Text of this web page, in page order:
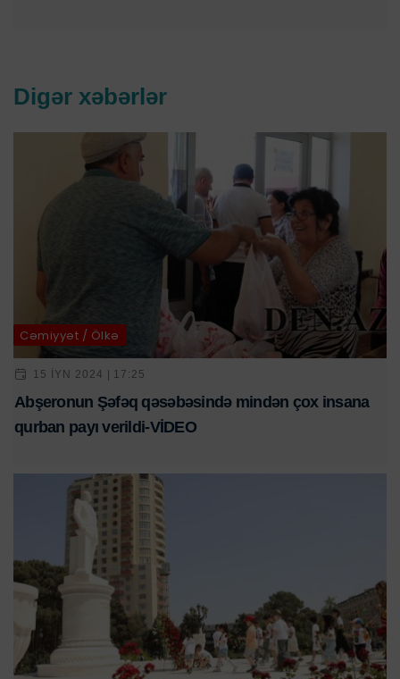
Digər xəbərlər
Cəmiyyət / Ölkə
15 IYN 2024 | 17:25
Abşeronun Şəfəq qəsəbəsində mindən çox insana
qurban payı verildi-VİDEO